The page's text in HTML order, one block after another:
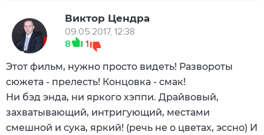
Виктор Цендра
09.05.2017, 12:38
8
1
Этот фильм, нужно просто видеть! Развороты
сюжета - прелесть! Концовка - смак!
Ни бэд энда, ни яркого хэппи. Драйвовый,
захватывающий, интригующий, местами
смешной и сука, яркий! (речь не о цветах, эссно) И